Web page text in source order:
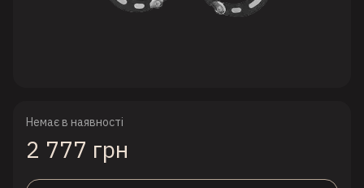
Немає в наявності
2 777 грн